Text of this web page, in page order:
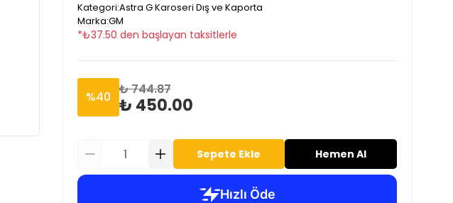
Kategori:Astra G Karoseri Dış ve Kaporta
Marka:GM
*₺37.50 den başlayan taksitlerle
%40 ₺ 744.87
₺ 450.00
Sepete Ekle Hemen Al